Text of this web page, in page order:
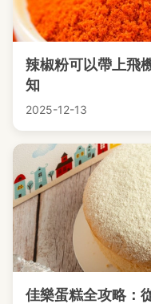
辣椒粉可以帶上飛
知
2025-12-13
佳樂蛋糕全攻略：